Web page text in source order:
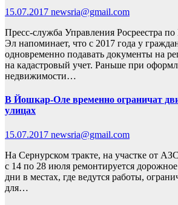
15.07.2017 newsria@gmail.com
Пресс-служба Управления Росреестра
Эл напоминает, что с 2017 года у
одновременно подавать документы на
на кадастровый учет. Раньше при
недвижимости…
В Йошкар-Оле временно ограничат
улицах
15.07.2017 newsria@gmail.com
На Сернурском тракте, на участке от
с 14 по 28 июля ремонтируется
дни в местах, где ведутся работы,
для…